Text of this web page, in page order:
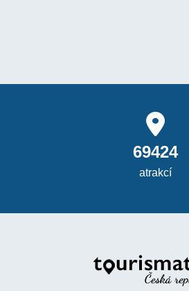
69424
atrakcí